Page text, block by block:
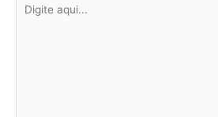
aqui...